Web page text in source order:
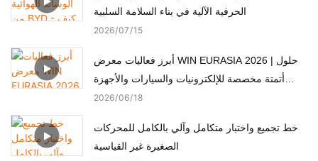
الحرفية الآلية في بناء السلامة السلبية
2026 07 15
أبرز فعاليات معرض WIN EURASIA 2026 | حلول
أتمتة مخصصة للإلكترونيات والسيارات والأجهزة
الطبية والمحركات
2026 06 18
خط تجميع واختبار متكامل وآلي بالكامل للمحركات
الصغيرة غير القياسية